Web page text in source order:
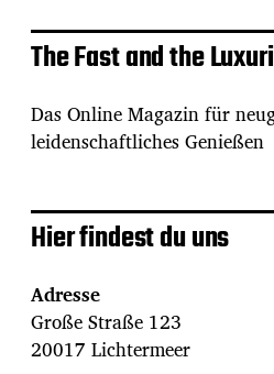
The Fast and the
Das Online Magazin für
leidenschaftliches Genießen
Hier findest du uns
Adresse
Große Straße 123
20017 Lichtermeer